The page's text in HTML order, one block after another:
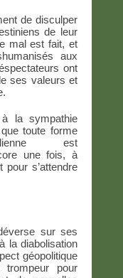
de disculper
de leur
mal est fait, et
aux
ont
ses valeurs et
à la sympathie
toute forme
est
une fois, à
pour s’attendre
sur ses
la diabolisation
géopolitique
pour